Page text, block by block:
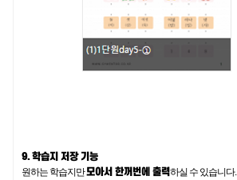
9. 학습지 저장 기능
원하는 학습지만모아서 한꺼번에 출력하실 수 있습니다.